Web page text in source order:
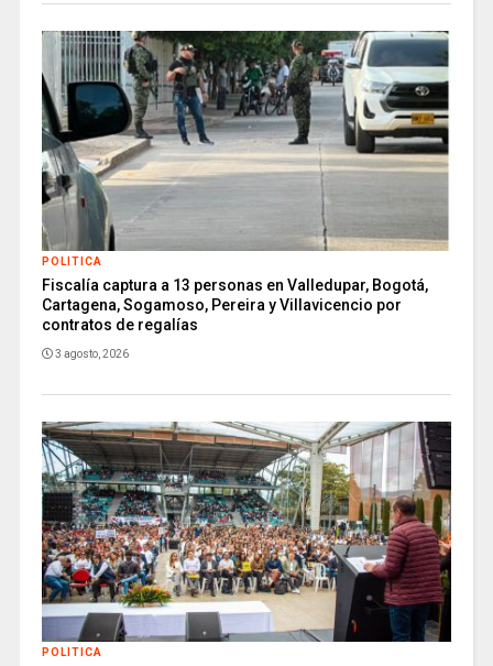
POLITICA
Fiscalía captura a 13 personas en Valledupar, Bogotá,
Cartagena, Sogamoso, Pereira y Villavicencio por
contratos de regalías
3 agosto, 2026
POLITICA